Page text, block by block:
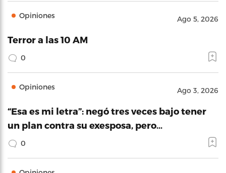
Opiniones Ago 5, 2026
Terror a las 10 AM
0
Opiniones Ago 3, 2026
“Esa es mi letra”: negó tres veces bajo tener
un plan contra su exesposa, pero…
0